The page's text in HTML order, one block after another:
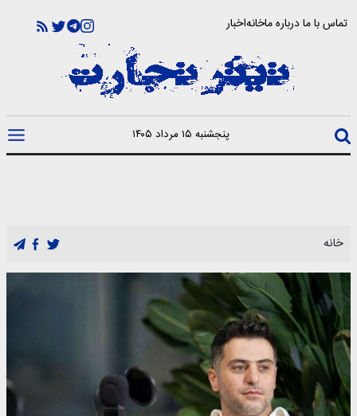
تماس با مادرباره ماخانهاخبار
پنجشنبه ۱۵ مرداد ۱۴۰۵
خانه